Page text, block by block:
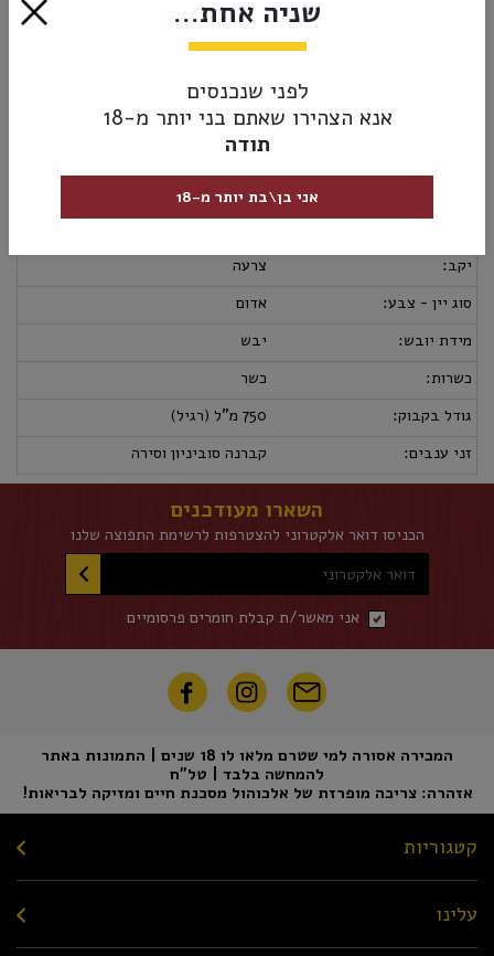
הוסף לסל
אספקה ומשלוחים מדיניות החזרות
יקב:
צרעה
סוג יין - צבע:
אדום
מידת יובש:
יבש
כשרות:
כשר
גודל בקבוק:
750 מ"ל (רגיל)
זני ענבים:
קברנה סוביניון וסירה
השארו מעודכנים
הכניסו דואר אלקטרוני להצטרפות לרשימת התפוצה שלנו
דואר אלקטרוני
אני מאשר/ת קבלת חומרים פרסומיים
המכירה אסורה למי שטרם מלאו לו 18 שנים | התמונות באתר
להמחשה בלבד | טל"ח
אזהרה: צריכה מופרזת של אלכוהול מסכנת חיים ומזיקה לבריאות!
קטגוריות
עלינו
שניה אחת...
לפני שנכנסים
אנא הצהירו שאתם בני יותר מ-18
תודה
אני בן\בת יותר מ-18